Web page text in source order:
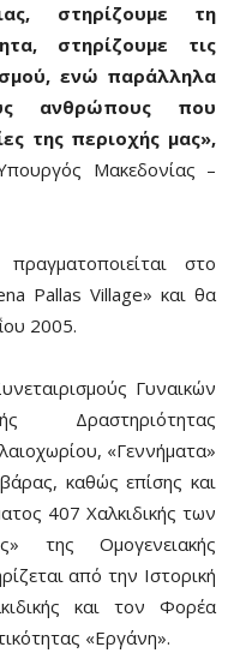
στηρίζουμε τη
στηρίζουμε τις
ενώ παράλληλα
ανθρώπους που
της περιοχής μας»,
Μακεδονίας –
στο
Pallas Village» και θα
2005.
Γυναικών
Δραστηριότητας
«Γεννήματα»
καθώς επίσης και
407 Χαλκιδικής των
της Ομογενειακής
από την Ιστορική
και τον Φορέα
«Εργάνη».